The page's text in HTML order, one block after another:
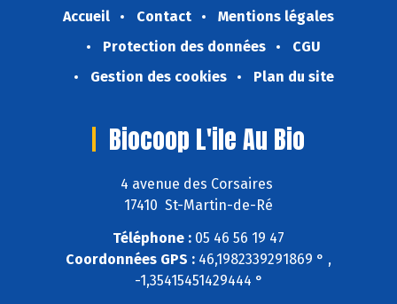
Accueil Contact
Mentions légales
Protection des données
CGU
Gestion des cookies
Plan du site
Biocoop L'ile Au Bio
4 avenue des Corsaires
17410 St-Martin-de-Ré
Téléphone : 05 46 56 19 47
Coordonnées GPS : 46,1982339291869 ° ,
-1,35415451429444 °